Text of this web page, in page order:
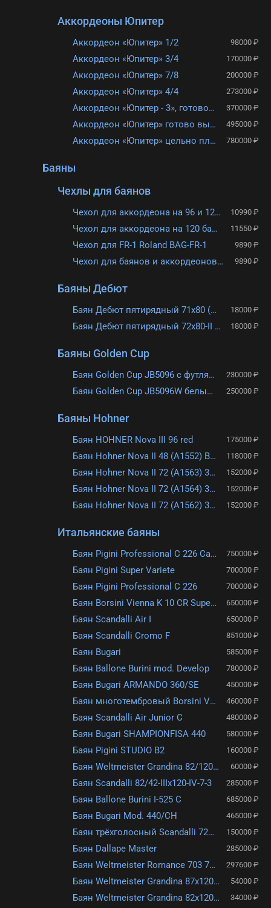
Аккордеоны Юпитер
Аккордеон «Юпитер» 1/2 98000 ₽
Аккордеон «Юпитер» 3/4 170000 ₽
Аккордеон «Юпитер» 7/8 200000 ₽
Аккордеон «Юпитер» 4/4 273000 ₽
Аккордеон «Юпитер - 3», готово выборный 370000 ₽
Аккордеон «Юпитер» готово выборный 495000 ₽
Аккордеон «Юпитер» цельно планочный, готово выборный 780000 ₽
Баяны
Чехлы для баянов
Чехол для аккордеона на 96 и 120 басов Hohner AZ5720 10990 ₽
Чехол для аккордеона на 120 басов Hohner AZ5730 11550 ₽
Чехол для FR-1 Roland BAG-FR-1 9890 ₽
Чехол для баянов и аккордеонов Roland BAG-FR-3 9890 ₽
Баяны Дебют
Баян Дебют пятирядный 71х80 (б/у) 18000 ₽
Баян Дебют пятирядный 72х80-II (б/у) 18000 ₽
Баяны Golden Cup
Баян Golden Cup JB5096 с футляром и комплектом ремней 230000 ₽
Баян Golden Cup JB5096W белый с футляром и комплектом ремней 250000 ₽
Баяны Hohner
Баян HOHNER Nova III 96 red 175000 ₽
Баян Hohner Nova II 48 (A1552) Black гриф B 118000 ₽
Баян Hohner Nova II 72 (A1563) 3/4 Red гриф B 152000 ₽
Баян Hohner Nova II 72 (A1564) 3/4 152000 ₽
Баян Hohner Nova II 72 (A1562) 3/4 Black гриф B 152000 ₽
Итальянские баяны
Баян Pigini Professional C 226 Cassotto 750000 ₽
Баян Pigini Super Variete 700000 ₽
Баян Pigini Professional C 226 700000 ₽
Баян Borsini Vienna K 10 CR Super Compact 650000 ₽
Баян Scandalli Air I 650000 ₽
Баян Scandalli Cromo F 851000 ₽
Баян Bugari 585000 ₽
Баян Ballone Burini mod. Develop 780000 ₽
Баян Bugari ARMANDO 360/SE 450000 ₽
Баян многотембровый Borsini Vienna 460000 ₽
Баян Scandalli Air Junior C 480000 ₽
Баян Bugari SHAMPIONFISA 440 580000 ₽
Баян Pigini STUDIO B2 160000 ₽
Баян Weltmeister Grandina 82/120/IV/11/5 (б/у) 60000 ₽
Баян Scandalli 82/42-IIIx120-IV-7-3 285000 ₽
Баян Ballone Burini I-525 C 685000 ₽
Баян Bugari Mod. 440/CH 465000 ₽
Баян трёхголосный Scandalli 72/43-IIIx96-3/2-IV 150000 ₽
Баян Dallape Master 285000 ₽
Баян Weltmeister Romance 703 70/96/III/5/3 297600 ₽
Баян Weltmeister Grandina 87x120-11/5-IV чёрный 54000 ₽
Баян Weltmeister Grandina 82х120-11/5 красный 34000 ₽